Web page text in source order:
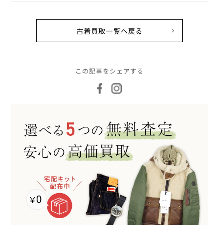
古着買取一覧へ戻る
この記事をシェアする